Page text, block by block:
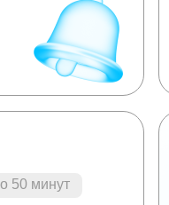
50 минут